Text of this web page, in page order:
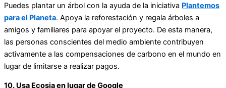
Puedes plantar un árbol con la ayuda de la iniciativa Plantemos
para el Planeta. Apoya la reforestación y regala árboles a
amigos y familiares para apoyar el proyecto. De esta manera,
las personas conscientes del medio ambiente contribuyen
activamente a las compensaciones de carbono en el mundo en
lugar de limitarse a realizar pagos.
10. Usa Ecosia en lugar de Google